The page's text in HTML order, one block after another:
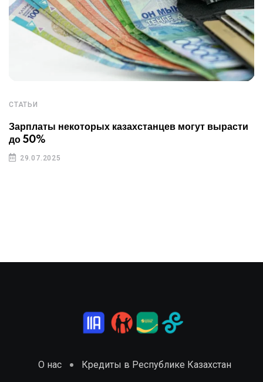
СТАТЬИ
Зарплаты некоторых казахстанцев могут вырасти
до 50%
29.07.2025
О нас Кредиты в Республике Казахстан